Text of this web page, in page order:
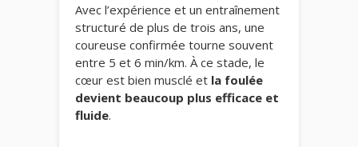
Avec l’expérience et un entraînement
structuré de plus de trois ans, une
coureuse confirmée tourne souvent
entre 5 et 6 min/km. À ce stade, le
cœur est bien musclé et la foulée
devient beaucoup plus efficace et
fluide.